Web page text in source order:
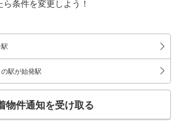
ら条件を変更しよう！
駅が始発駅
物件通知を受け取る